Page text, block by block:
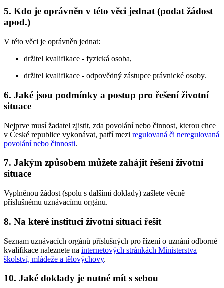
5. Kdo je oprávněn v této věci jednat (podat žádost
apod.)
V této věci je oprávněn jednat:
držitel kvalifikace - fyzická osoba,
držitel kvalifikace - odpovědný zástupce právnické osoby.
6. Jaké jsou podmínky a postup pro řešení životní
situace
Nejprve musí žadatel zjistit, zda povolání nebo činnost, kterou chce
v České republice vykonávat, patří mezi regulovaná či neregulovaná
povolání nebo činnosti.
7. Jakým způsobem můžete zahájit řešení životní
situace
Vyplněnou žádost (spolu s dalšími doklady) zašlete věcně
příslušnému uznávacímu orgánu.
8. Na které instituci životní situaci řešit
Seznam uznávacích orgánů příslušných pro řízení o uznání odborné
kvalifikace naleznete na internetových stránkách Ministerstva
školství, mládeže a tělovýchovy.
10. Jaké doklady je nutné mít s sebou